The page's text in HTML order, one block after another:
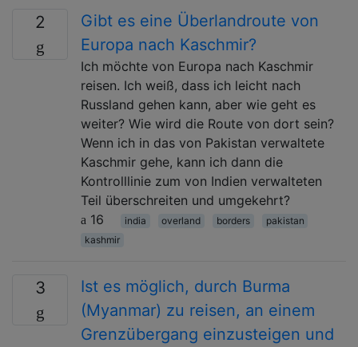
2
Gibt es eine Überlandroute von
Europa nach Kaschmir?
Ich möchte von Europa nach Kaschmir
reisen. Ich weiß, dass ich leicht nach
Russland gehen kann, aber wie geht es
weiter? Wie wird die Route von dort sein?
Wenn ich in das von Pakistan verwaltete
Kaschmir gehe, kann ich dann die
Kontrolllinie zum von Indien verwalteten
Teil überschreiten und umgekehrt?
16
india overland borders
pakistan
kashmir
3
Ist es möglich, durch Burma
(Myanmar) zu reisen, an einem
Grenzübergang einzusteigen und